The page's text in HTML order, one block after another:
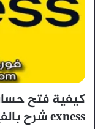
exness شرح بالفيديو